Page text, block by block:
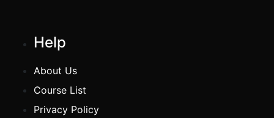
Help
About Us
Course List
Privacy Policy